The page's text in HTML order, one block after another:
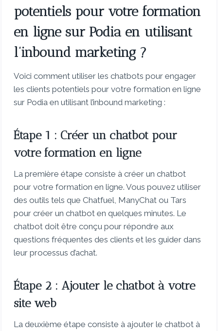
potentiels pour votre formation
en ligne sur Podia en utilisant
l’inbound marketing ?
Voici comment utiliser les chatbots pour engager
les clients potentiels pour votre formation en ligne
sur Podia en utilisant l’inbound marketing :
Étape 1 : Créer un chatbot pour
votre formation en ligne
La première étape consiste à créer un chatbot
pour votre formation en ligne. Vous pouvez utiliser
des outils tels que Chatfuel, ManyChat ou Tars
pour créer un chatbot en quelques minutes. Le
chatbot doit être conçu pour répondre aux
questions fréquentes des clients et les guider dans
leur processus d’achat.
Étape 2 : Ajouter le chatbot à votre
site web
La deuxième étape consiste à ajouter le chatbot à